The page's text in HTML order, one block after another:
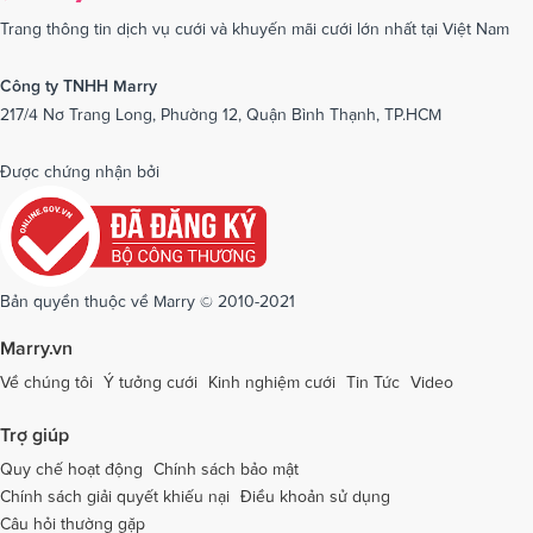
Dịch vụ cưới tại Nam Định Dịch vụ cưới tại Nghệ An
Dịch vụ cưới tại Phú Yên Dịch vụ cưới tại Phú Thọ
Dịch vụ cưới tại Quảng Bình
Dịch vụ cưới tại Quảng Ngãi
Dịch vụ cưới tại Quảng Ninh
Dịch vụ cưới tại Sóc Trăng Dịch vụ cưới tại Sơn La
Dịch vụ cưới tại Thái Bình Dịch vụ cưới tại Thanh Hóa
Dịch vụ cưới tại Thừa Thiên - Huế
Dịch vụ cưới tại An Giang Dịch vụ cưới tại Trà Vinh
Dịch vụ cưới tại Tuyên Quang Dịch vụ cưới tại Vĩnh Long
Trang thông tin dịch vụ cưới và khuyến mãi cưới lớn nhất tại Việt Nam
Công ty TNHH Marry
217/4 Nơ Trang Long, Phường 12, Quận Bình Thạnh, TP.HCM
Được chứng nhận bởi
Bản quyền thuộc về Marry © 2010-2021
Marry.vn
Về chúng tôi Ý tưởng cưới Kinh nghiệm cưới Tin Tức Video
Trợ giúp
Quy chế hoạt động
Chính sách bảo mật
Chính sách giải quyết khiếu nại Điều khoản sử dụng
Câu hỏi thường gặp